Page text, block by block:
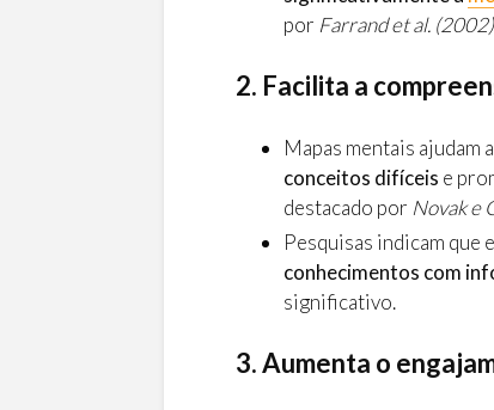
por Farrand et al. (2002)
2. Facilita a
Mapas mentais ajudam
conceitos difíceis e
destacado por Novak e
Pesquisas indicam que
conhecimentos com
significativo.
3. Aumenta o